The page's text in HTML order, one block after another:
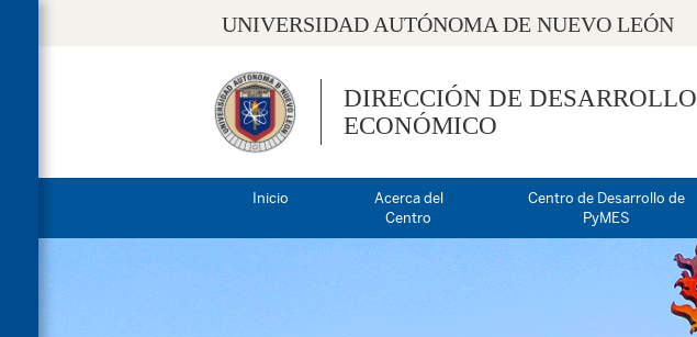
UNIVERSIDAD AUTÓNOMA DE NUEVO LEÓN
DIRECCIÓN DE DESARROLLO
ECONÓMICO
Inicio
Acerca del
Centro
Centro de Desarrollo de
PyMES